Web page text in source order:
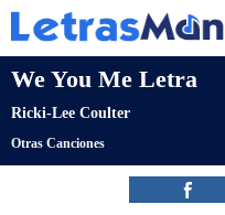
We You Me Letra
Ricki-Lee Coulter
Otras Canciones